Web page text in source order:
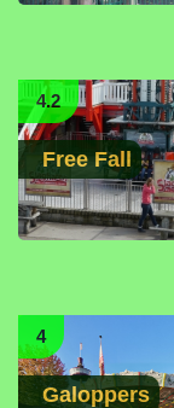
4.2
Free Fall
4
Galoppers